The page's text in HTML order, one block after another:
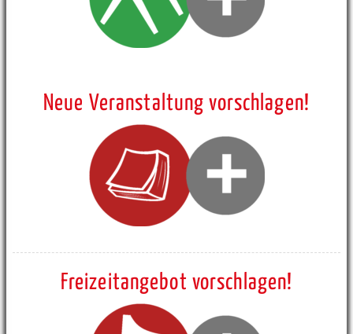
Neue Veranstaltung vorschlagen!
Freizeitangebot vorschlagen!